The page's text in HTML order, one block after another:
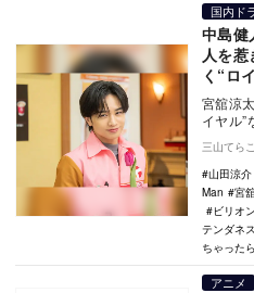
国内ド
中島健
人を
く“ロ
宮舘涼
イヤル”
ど浮世
三山てらこ
山田涼介
Man
宮
ビリオ
テンダネ
ちゃったら
アニメ